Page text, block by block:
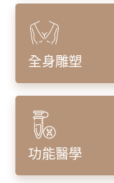
全身雕塑
功能醫學